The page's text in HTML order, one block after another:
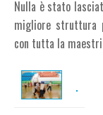
Nulla è stato
migliore struttura
con tutta la